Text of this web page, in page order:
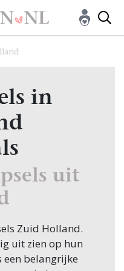
in
uit
Zuid Holland.
uit zien op hun
een belangrijke